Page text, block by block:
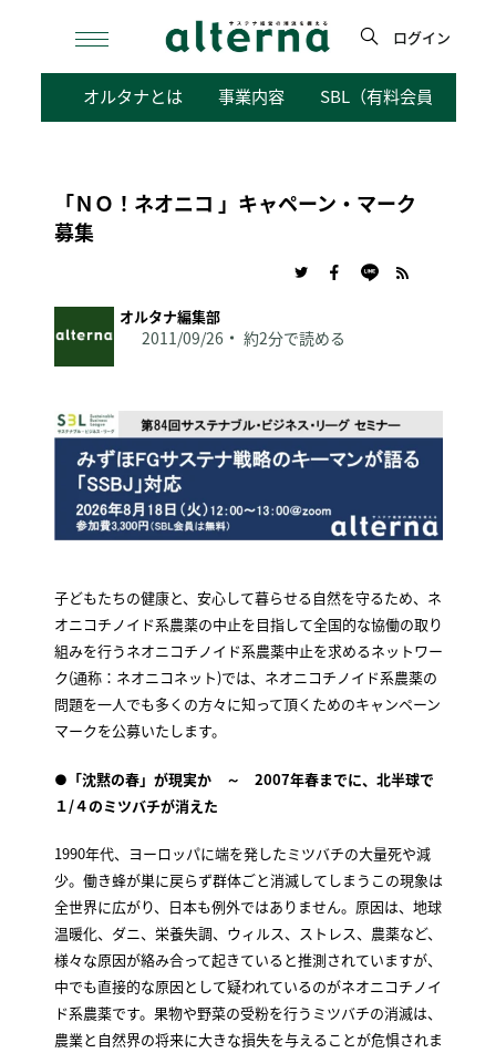
検
ログイン
オルタナとは 事業内容 SBL（有料会員向けサ
「ＮＯ！ネオニコ 」キャペーン・マーク
募集
オルタナ編集部
2011/09/26 約2分で読める
子どもたちの健康と、安心して暮らせる自然を守るため、ネ
オニコチノイド系農薬の中止を目指して全国的な協働の取り
組みを行うネオニコチノイド系農薬中止を求めるネットワー
ク(通称：ネオニコネット)では、ネオニコチノイド系農薬の
問題を一人でも多くの方々に知って頂くためのキャンペーン
マークを公募いたします。
●「沈黙の春」が現実か ～ 2007年春までに、北半球で
１/４のミツバチが消えた
1990年代、ヨーロッパに端を発したミツバチの大量死や減
少。働き蜂が巣に戻らず群体ごと消滅してしまうこの現象は
全世界に広がり、日本も例外ではありません。原因は、地球
温暖化、ダニ、栄養失調、ウィルス、ストレス、農薬など、
様々な原因が絡み合って起きていると推測されていますが、
中でも直接的な原因として疑われているのがネオニコチノイ
ド系農薬です。果物や野菜の受粉を行うミツバチの消滅は、
農業と自然界の将来に大きな損失を与えることが危惧されま